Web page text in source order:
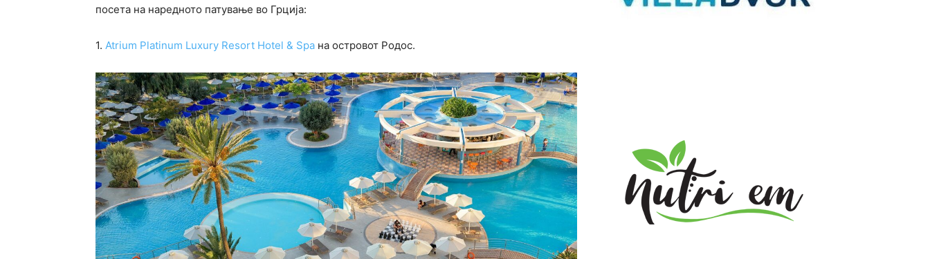
посета на наредното патување во Грција:
1. Atrium Platinum Luxury Resort Hotel & Spa на островот Родос.